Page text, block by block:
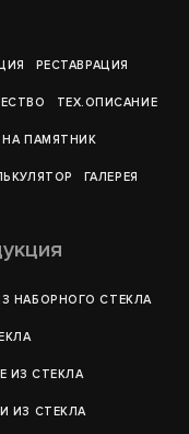
РЕСТАВРАЦИЯ
ТЕХ.ОПИСАНИЕ
ПАМЯТНИК
ГАЛЕРEЯ
НАБОРНОГО СТЕКЛА
ИЗ СТЕКЛА
ИЗ СТЕКЛА